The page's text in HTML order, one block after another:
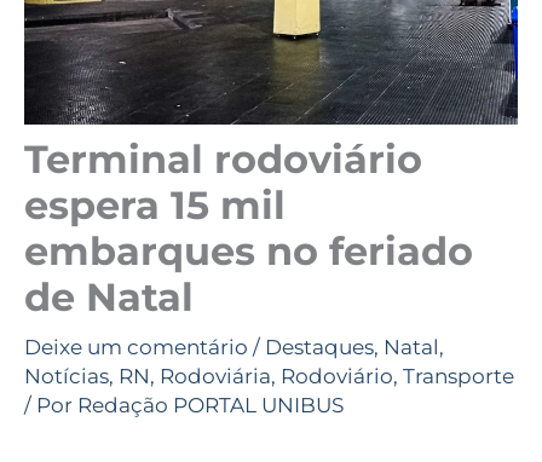
Terminal rodoviário
espera 15 mil
embarques no feriado
de Natal
Deixe um comentário / Destaques, Natal,
Notícias, RN, Rodoviária, Rodoviário, Transporte
/ Por Redação PORTAL UNIBUS